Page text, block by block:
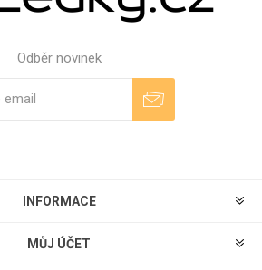
Odběr novinek
INFORMACE
MŮJ ÚČET